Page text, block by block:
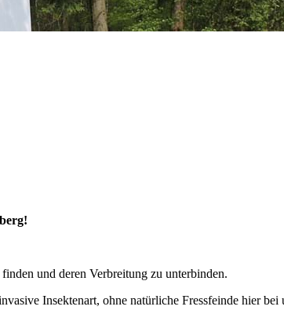
und deren Verbreitung zu unterbinden.
Insektenart, ohne natürliche Fressfeinde hier